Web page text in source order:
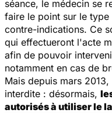
séance, le médecin se
faire le point sur le type
contre-indications. Ce
qui effectueront l'acte
afin de pouvoir
notamment en cas de
Mais depuis mars
interdite : désormais,
autorisés à utiliser le